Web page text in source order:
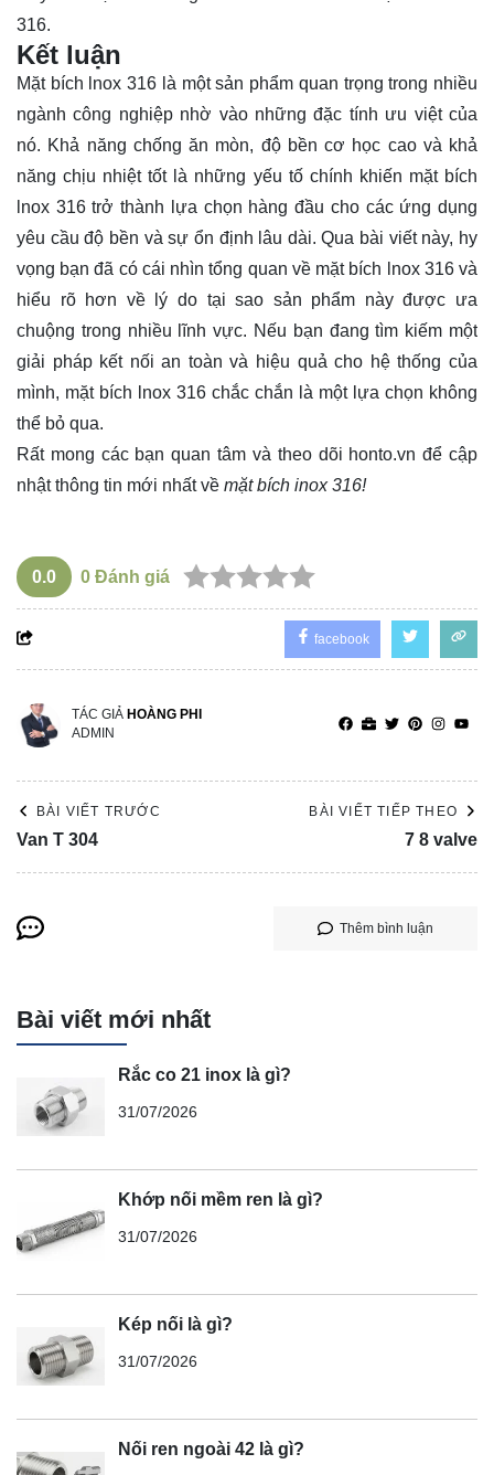
316.
Kết luận
Mặt bích lnox 316 là một sản phẩm quan trọng trong nhiều
ngành công nghiệp nhờ vào những đặc tính ưu việt của
nó. Khả năng chống ăn mòn, độ bền cơ học cao và khả
năng chịu nhiệt tốt là những yếu tố chính khiến mặt bích
lnox 316 trở thành lựa chọn hàng đầu cho các ứng dụng
yêu cầu độ bền và sự ổn định lâu dài. Qua bài viết này, hy
vọng bạn đã có cái nhìn tổng quan về mặt bích lnox 316 và
hiểu rõ hơn về lý do tại sao sản phẩm này được ưa
chuộng trong nhiều lĩnh vực. Nếu bạn đang tìm kiếm một
giải pháp kết nối an toàn và hiệu quả cho hệ thống của
mình, mặt bích lnox 316 chắc chắn là một lựa chọn không
thể bỏ qua.
Rất mong các bạn quan tâm và theo dõi honto.vn để cập
nhật thông tin mới nhất về mặt bích inox 316!
0.0 0 Đánh giá
facebook
TÁC GIẢ HOÀNG PHI
ADMIN
BÀI VIẾT TRƯỚC
Van T 304
BÀI VIẾT TIẾP THEO
7 8 valve
Thêm bình luận
Bài viết mới nhất
Rắc co 21 inox là gì?
31/07/2026
Khớp nối mềm ren là gì?
31/07/2026
Kép nối là gì?
31/07/2026
Nối ren ngoài 42 là gì?